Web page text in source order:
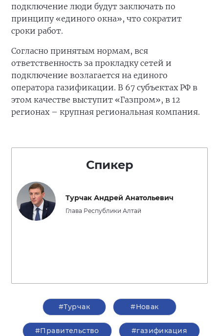
подключение люди будут заключать по
принципу «единого окна», что сократит
сроки работ.
Согласно принятым нормам, вся
ответственность за прокладку сетей и
подключение возлагается на единого
оператора газификации. В 67 субъектах РФ в
этом качестве выступит «Газпром», в 12
регионах – крупная региональная компания.
Спикер
Турчак Андрей Анатольевич
Глава Республики Алтай
#Турчак #Новак
#Правительство #газификация